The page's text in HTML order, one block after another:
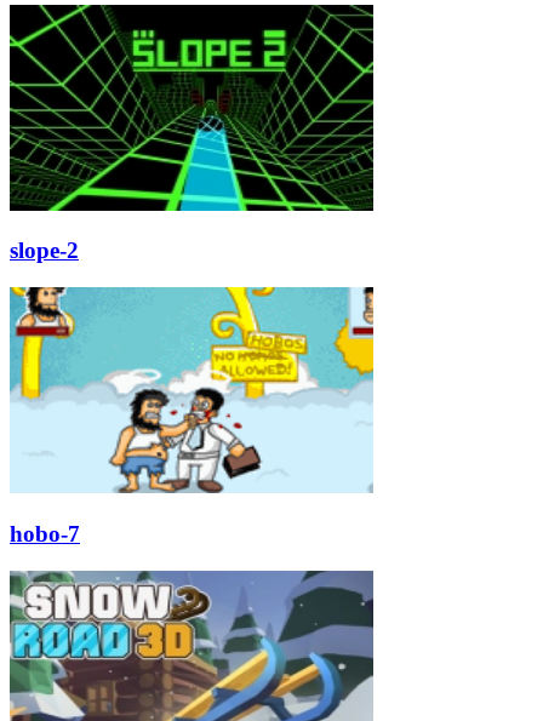
slope-2
hobo-7